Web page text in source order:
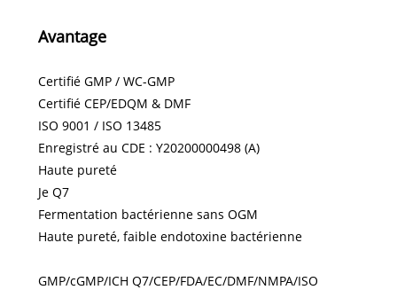
Avantage
Certifié GMP / WC-GMP
Certifié CEP/EDQM & DMF
ISO 9001 / ISO 13485
Enregistré au CDE : Y20200000498 (A)
Haute pureté
Je Q7
Fermentation bactérienne sans OGM
Haute pureté, faible endotoxine bactérienne
GMP/cGMP/ICH Q7/CEP/FDA/EC/DMF/NMPA/ISO